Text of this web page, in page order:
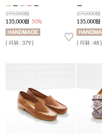
♡
270,000원
135,000원 50%
( 리뷰 : 379 )
270,000원
135,000원
( 리뷰 : 48 )